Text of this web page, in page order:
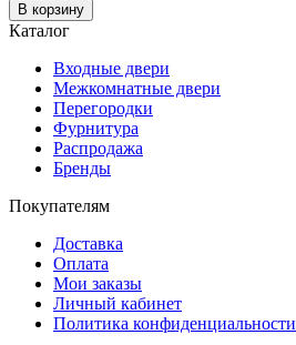
В корзину
Каталог
Входные двери
Межкомнатные двери
Перегородки
Фурнитура
Распродажа
Бренды
Покупателям
Доставка
Оплата
Мои заказы
Личный кабинет
Политика конфиденциальности